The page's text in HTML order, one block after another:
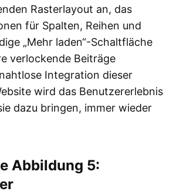
Rasterlayout an, das
für Spalten, Reihen und
„Mehr laden“-Schaltfläche
verlockende Beiträge
Integration dieser
wird das Benutzererlebnis
dazu bringen, immer wieder
Abbildung 5: